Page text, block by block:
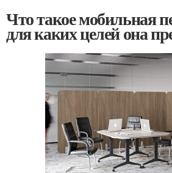
Что такое мобильная
для каких целей она